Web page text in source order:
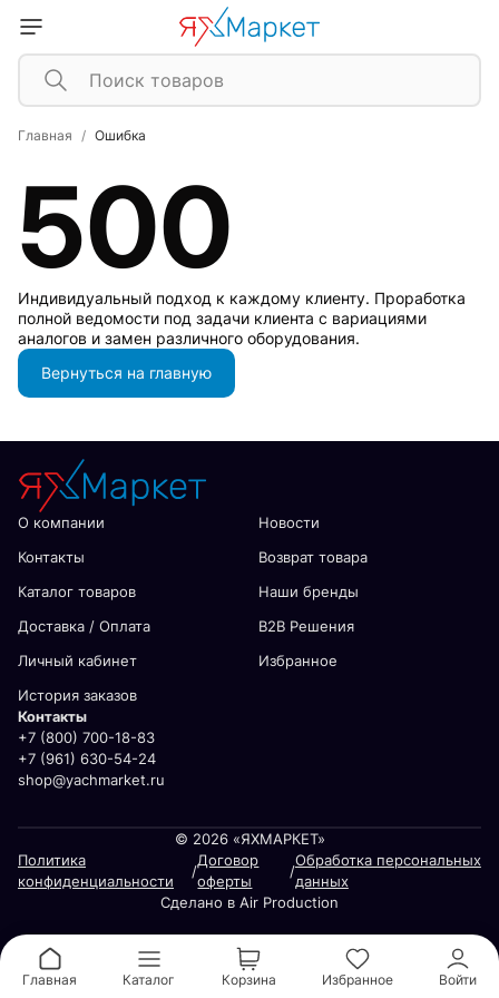
Главная Ошибка
500
Индивидуальный подход к каждому клиенту. Проработка
полной ведомости под задачи клиента с вариациями
аналогов и замен различного оборудования.
Вернуться на главную
О компании
Новости
Контакты
Возврат товара
Каталог товаров
Наши бренды
Доставка / Оплата
В2В Решения
Личный кабинет
Избранное
История заказов
Контакты
+7 (800) 700-18-83
+7 (961) 630-54-24
shop@yachmarket.ru
© 2026 «ЯХМАРКЕТ»
Политика
конфиденциальности
/
Договор
оферты
/
Обработка персональных
данных
Сделано в Air Production
Главная Каталог Корзина Избранное Войти